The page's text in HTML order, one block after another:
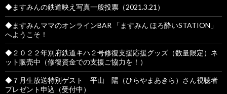
◆ますみんの鉄道映え写真一般投票（2021.3.21）
◆ますみんママのオンラインBAR 「ますみん ほろ酔いSTATION」
へようこそ！
◆２０２２年別府鉄道キハ２号修復支援応援グッズ（数量限定）ネ
ット販売中（修復資金での支援ご協力を！）
◆７月生放送特別ゲスト 平山 陽（ひらやまあきら）さん視聴者
プレゼント申込（受付中）